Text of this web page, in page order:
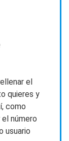
el
quieres y
como
número
usuario